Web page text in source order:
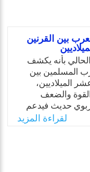
بين القرنين
بأنه يكشف
المسلمين بين
الميلاديين،
والضعف
حديث فيدعم
جوانب الضعف،
عند العلماء
لقراءة المزيد